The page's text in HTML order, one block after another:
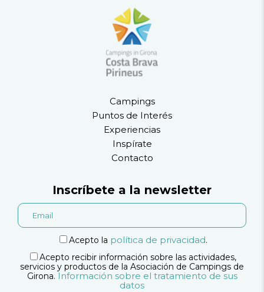
Campings
Puntos de Interés
Experiencias
Inspírate
Contacto
Inscríbete a la newsletter
Acepto la política de privacidad.
Acepto recibir información sobre las actividades,
servicios y productos de la Asociación de Campings de
Girona. Información sobre el tratamiento de sus
datos